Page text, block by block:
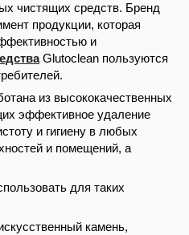
чистящих средств. Бренд
продукции, которая
и
Glutoclean пользуются
из высококачественных
эффективное удаление
и гигиену в любых
и помещений, а
для таких
камень,